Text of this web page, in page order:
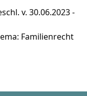
v. 30.06.2023 -
Familienrecht